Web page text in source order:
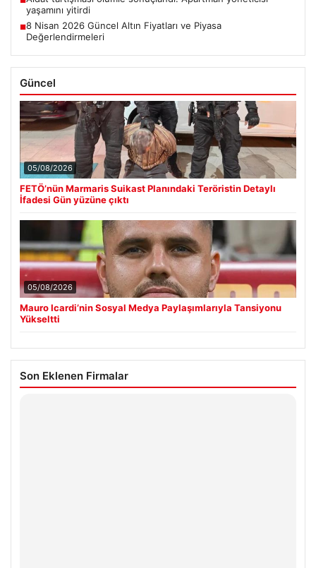
yaşamını yitirdi
■8 Nisan 2026 Güncel Altın Fiyatları ve Piyasa
Değerlendirmeleri
Güncel
05/08/2026
FETÖ’nün Marmaris Suikast Planındaki Teröristin Detaylı
İfadesi Gün yüzüne çıktı
05/08/2026
Mauro Icardi’nin Sosyal Medya Paylaşımlarıyla Tansiyonu
Yükseltti
Son Eklenen Firmalar